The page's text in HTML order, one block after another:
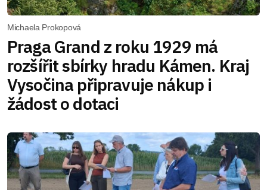
Michaela Prokopová
Praga Grand z roku 1929 má
rozšířit sbírky hradu Kámen. Kraj
Vysočina připravuje nákup i
žádost o dotaci